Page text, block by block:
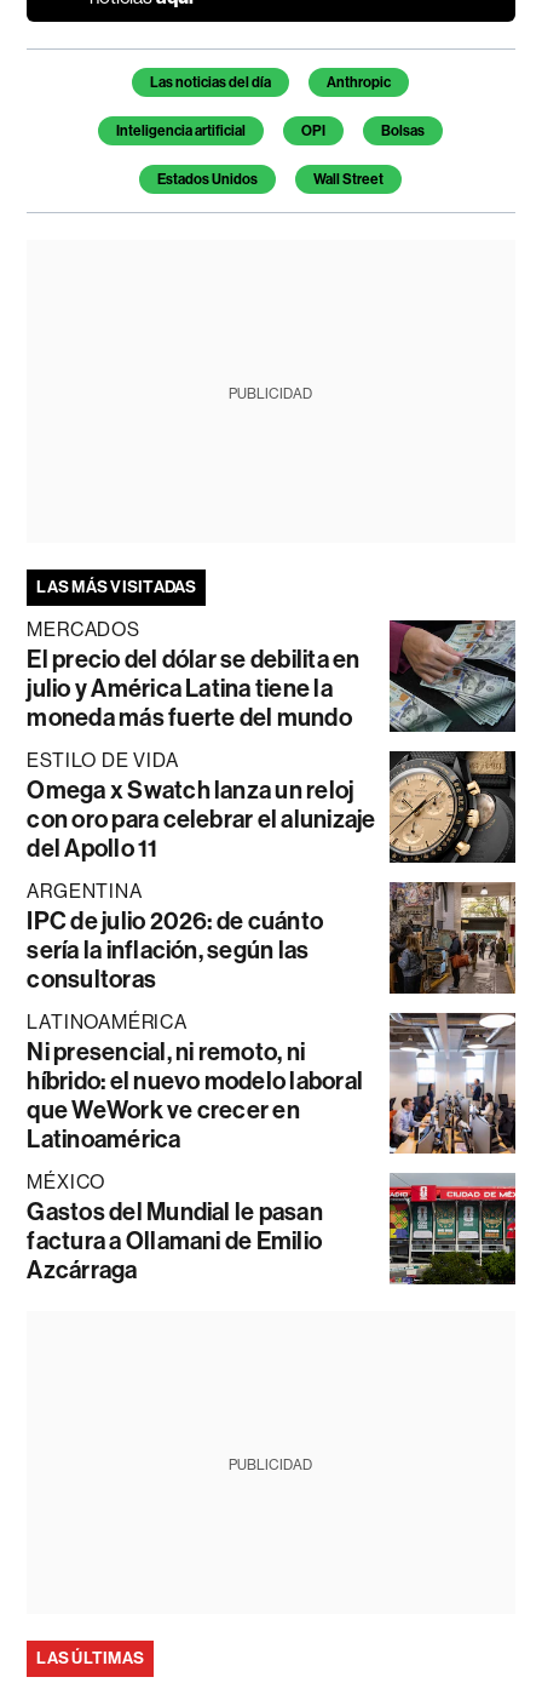
Temas de este artículo
Las noticias del día Anthropic
Inteligencia artificial OPI Bolsas
Estados Unidos Wall Street
PUBLICIDAD
LAS MÁS VISITADAS
MERCADOS
El precio del dólar se debilita en
julio y América Latina tiene la
moneda más fuerte del mundo
ESTILO DE VIDA
Omega x Swatch lanza un reloj
con oro para celebrar el alunizaje
del Apollo 11
ARGENTINA
IPC de julio 2026: de cuánto
sería la inflación, según las
consultoras
LATINOAMÉRICA
Ni presencial, ni remoto, ni
híbrido: el nuevo modelo laboral
que WeWork ve crecer en
Latinoamérica
MÉXICO
Gastos del Mundial le pasan
factura a Ollamani de Emilio
Azcárraga
PUBLICIDAD
LAS ÚLTIMAS